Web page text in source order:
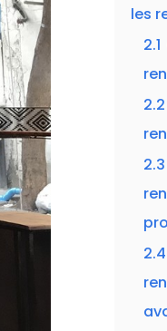
les
2.1
2.2
2.3
2.4